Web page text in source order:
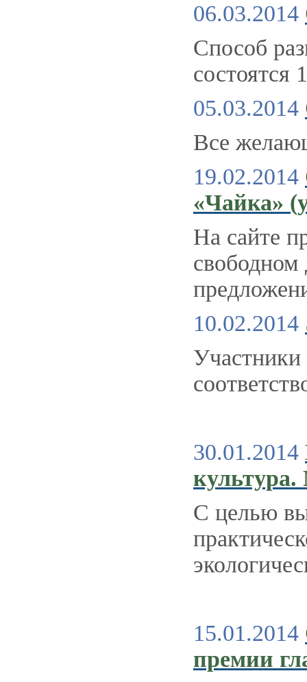
06.03.2014
Способ
состоятся
05.03.2014
Все
19.02.2014
«Чайка»
На сайте
свободном
10.02.2014
30.01.2014
культура.
С целью
15.01.2014
премии